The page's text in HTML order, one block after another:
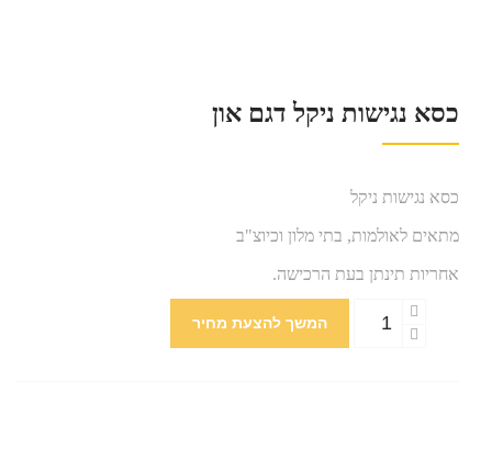
כסא נגישות ניקל דגם און
כסא נגישות ניקל
מתאים לאולמות, בתי מלון וכיוצ"ב
אחריות תינתן בעת הרכישה.
המשך להצעת מחיר